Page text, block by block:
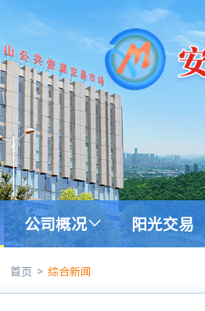
公司概况 阳光交易
首页 > 综合新闻